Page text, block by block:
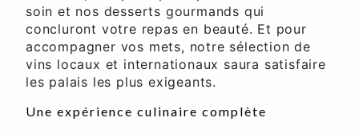
soin et nos desserts gourmands qui
concluront votre repas en beauté. Et pour
accompagner vos mets, notre sélection de
vins locaux et internationaux saura satisfaire
les palais les plus exigeants.
Une expérience culinaire complète